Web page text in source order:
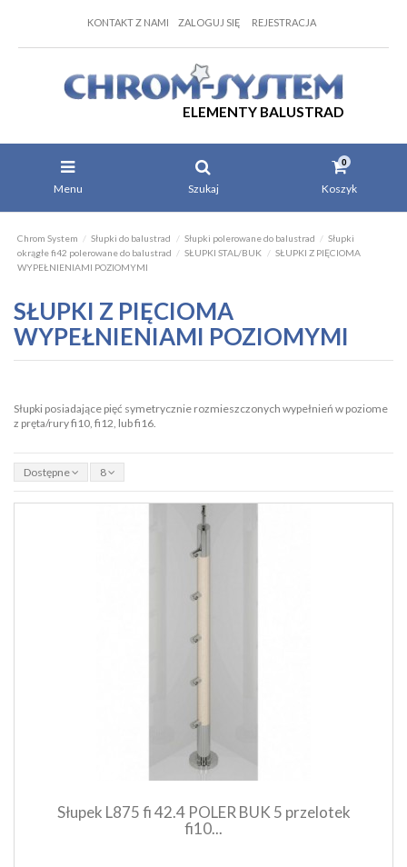
KONTAKT Z NAMI ZALOGUJ SIĘ REJESTRACJA
ELEMENTY BALUSTRAD
Menu Szukaj
0
Koszyk
Chrom System Słupki do balustrad Słupki polerowane do balustrad
Słupki
okrągłe fi42 polerowane do balustrad
SŁUPKI STAL/BUK
SŁUPKI Z PIĘCIOMA
WYPEŁNIENIAMI POZIOMYMI
SŁUPKI Z PIĘCIOMA
WYPEŁNIENIAMI POZIOMYMI
Słupki posiadające pięć symetrycznie rozmieszczonych wypełnień w poziome
z pręta/rury fi10, fi12, lub fi16.
Dostępne 8
Szybki podgląd produktu
Słupek L875 fi 42.4 POLER BUK 5 przelotek
fi10...